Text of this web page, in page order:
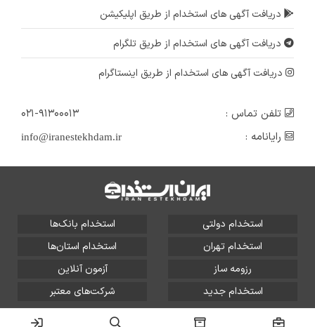
دریافت آگهی های استخدام از طریق اپلیکیشن
دریافت آگهی های استخدام از طریق تلگرام
دریافت آگهی های استخدام از طریق اینستاگرام
تلفن تماس :
۰۲۱-۹۱۳۰۰۰۱۳
رایانامه :
info@iranestekhdam.ir
استخدام دولتی
استخدام بانک‌ها
استخدام تهران
استخدام استان‌ها
رزومه ساز
آزمون آنلاین
استخدام جدید
شرکت‌های معتبر
تمامی حقوق این سایت برای آلتین سیستم محفوظ است و هر